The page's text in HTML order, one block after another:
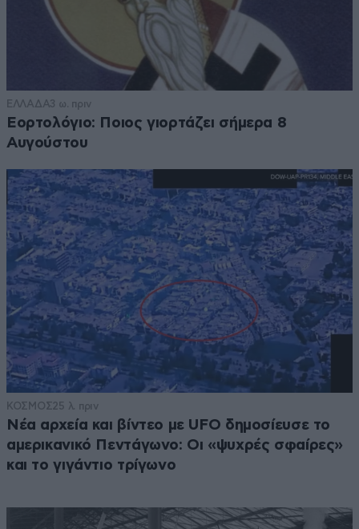
ΕΛΛΑΔΑ3 ω. πριν
Εορτολόγιο: Ποιος γιορτάζει σήμερα 8
Αυγούστου
ΚΟΣΜΟΣ25 λ. πριν
Νέα αρχεία και βίντεο με UFO δημοσίευσε το
αμερικανικό Πεντάγωνο: Οι «ψυχρές σφαίρες»
και το γιγάντιο τρίγωνο